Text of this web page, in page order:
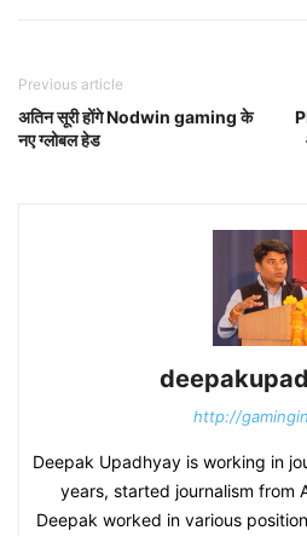
Previous article
अतिन सूरी होंगे Nodwin gaming के
नए ग्लोबल हेड
http://
Deepak Upadhyay is working in
years, started journalism from
Deepak worked in various